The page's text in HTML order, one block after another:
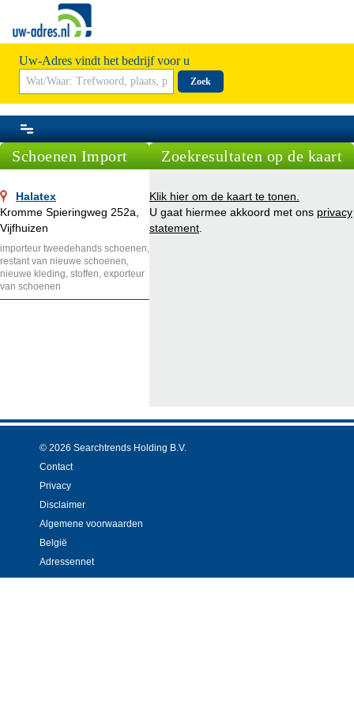
Uw-Adres vindt het bedrijf voor u
Zoek
Schoenen Import
Halatex
Kromme Spieringweg 252a,
Vijfhuizen
importeur tweedehands schoenen,
restant van nieuwe schoenen,
nieuwe kleding, stoffen, exporteur
van schoenen
Zoekresultaten op de kaart
Klik hier om de kaart te tonen.
U gaat hiermee akkoord met ons privacy
statement
© 2026 Searchtrends Holding B.V.
Contact
Privacy
Disclaimer
Algemene voorwaarden
België
Adressennet